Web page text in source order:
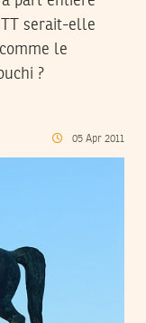
serait-elle
le
?
05 Apr 2011